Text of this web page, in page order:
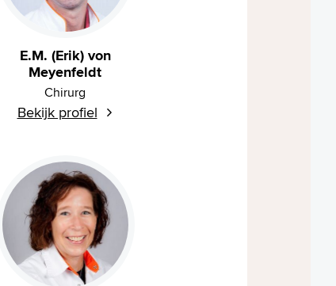
E.M. (Erik) von
Meyenfeldt
Chirurg
Bekijk profiel